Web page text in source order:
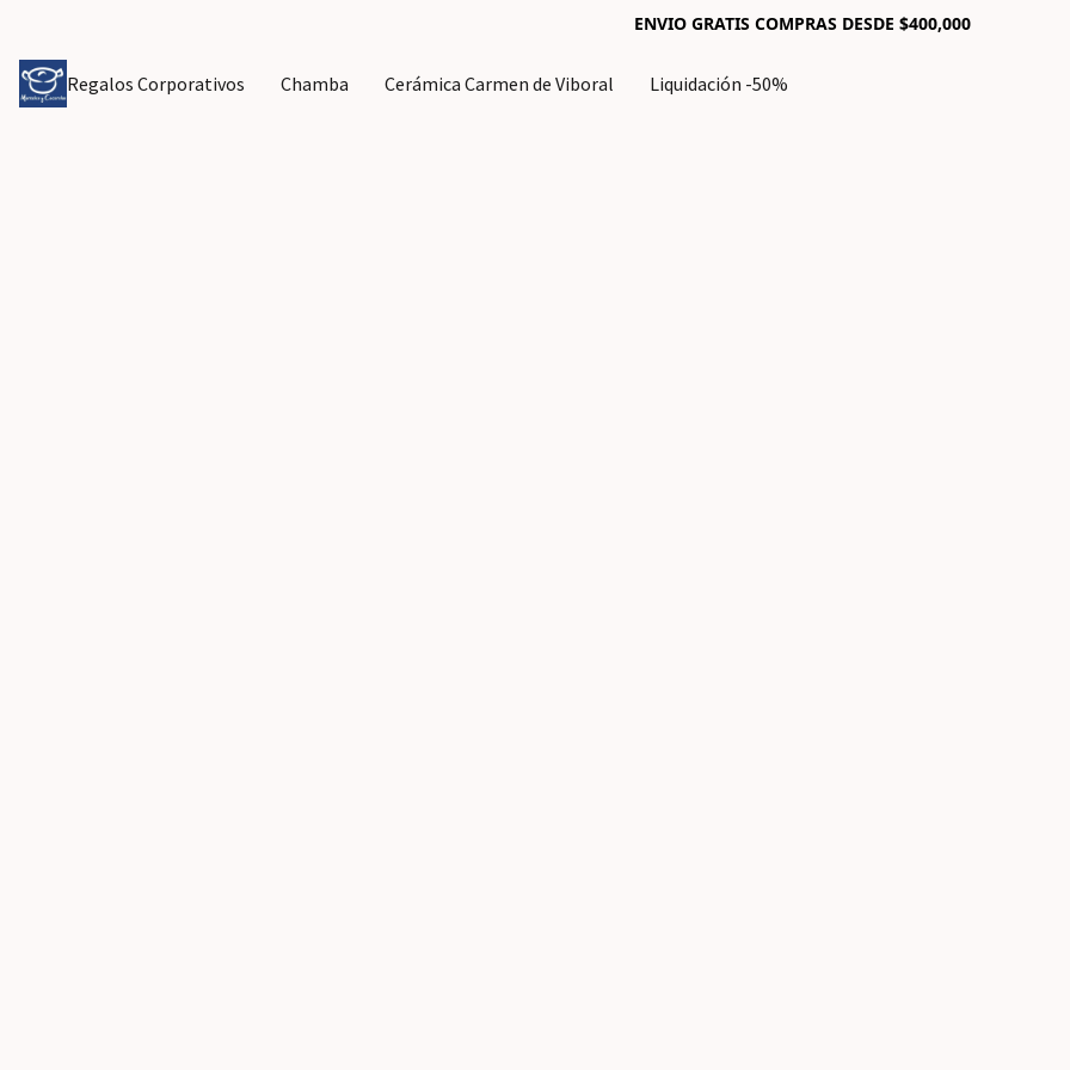
ENVIO GRATIS COMPRAS DESDE $400,000
Regalos Corporativos Chamba Cerámica Carmen de Viboral Liquidación -50%